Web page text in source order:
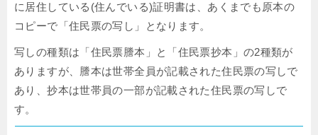
に居住している(住んでいる)証明書は、あくまでも原本の
コピーで「住民票の写し」となります。
写しの種類は「住民票謄本」と「住民票抄本」の2種類が
ありますが、謄本は世帯全員が記載された住民票の写しで
あり、抄本は世帯員の一部が記載された住民票の写しで
す。